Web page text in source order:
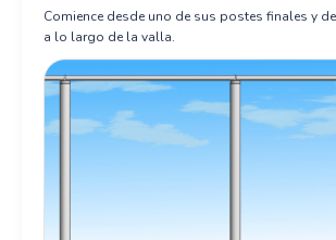
Comience desde uno de sus postes finales y
a lo largo de la valla.